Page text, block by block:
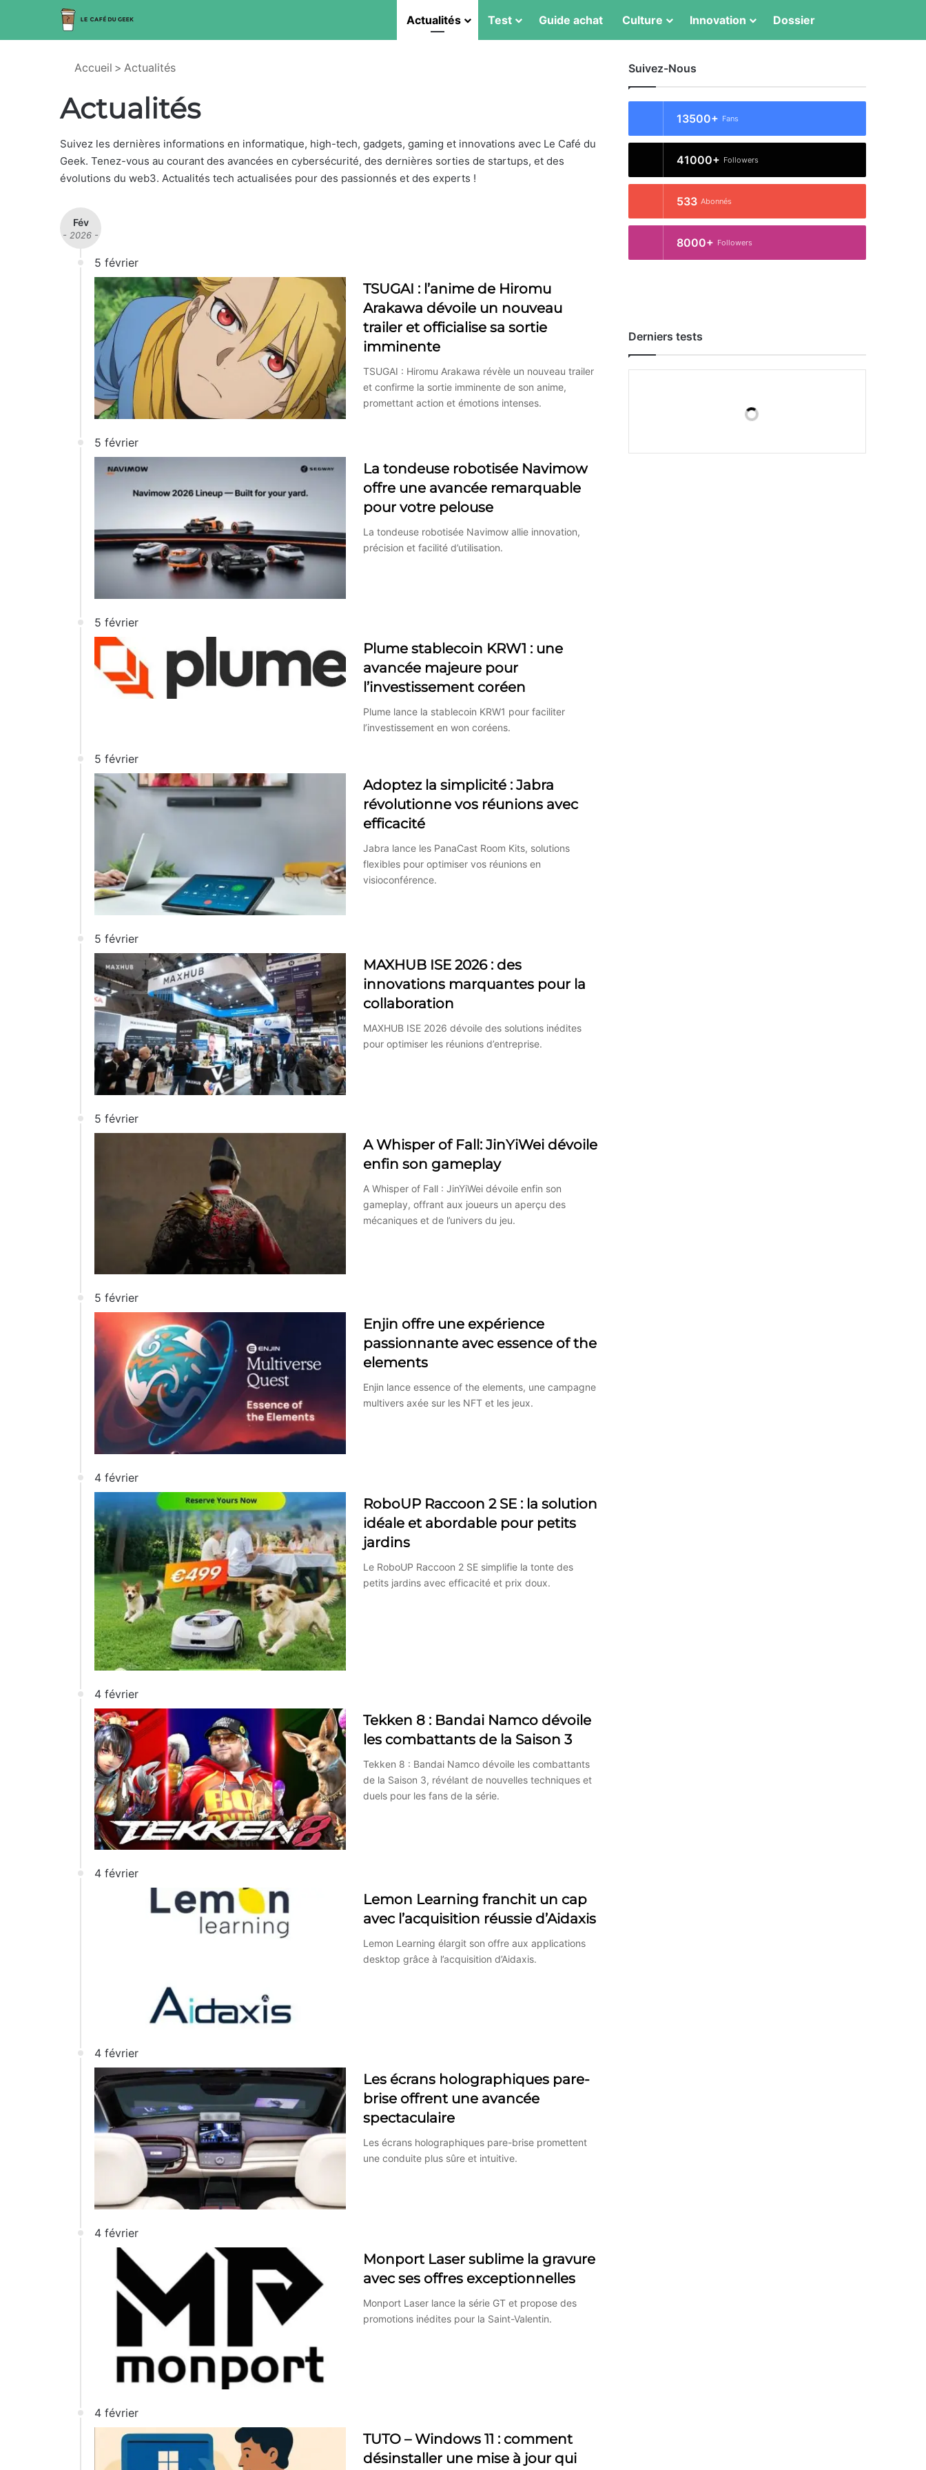
Actualités Test Guide achat Culture Innovation Dossier
Accueil > Actualités
Actualités
Suivez les dernières informations en informatique, high-tech, gadgets, gaming et innovations avec Le Café du
Geek. Tenez-vous au courant des avancées en cybersécurité, des dernières sorties de startups, et des
évolutions du web3. Actualités tech actualisées pour des passionnés et des experts !
Fév
- 2026 -
5 février
TSUGAI : l’anime de Hiromu
Arakawa dévoile un nouveau
trailer et officialise sa sortie
imminente
TSUGAI : Hiromu Arakawa révèle un nouveau trailer
et confirme la sortie imminente de son anime,
promettant action et émotions intenses.
5 février
La tondeuse robotisée Navimow
offre une avancée remarquable
pour votre pelouse
La tondeuse robotisée Navimow allie innovation,
précision et facilité d’utilisation.
5 février
Plume stablecoin KRW1 : une
avancée majeure pour
l’investissement coréen
Plume lance la stablecoin KRW1 pour faciliter
l’investissement en won coréens.
5 février
Adoptez la simplicité : Jabra
révolutionne vos réunions avec
efficacité
Jabra lance les PanaCast Room Kits, solutions
flexibles pour optimiser vos réunions en
visioconférence.
5 février
MAXHUB ISE 2026 : des
innovations marquantes pour la
collaboration
MAXHUB ISE 2026 dévoile des solutions inédites
pour optimiser les réunions d’entreprise.
5 février
A Whisper of Fall: JinYiWei dévoile
enfin son gameplay
A Whisper of Fall : JinYiWei dévoile enfin son
gameplay, offrant aux joueurs un aperçu des
mécaniques et de l’univers du jeu.
5 février
Enjin offre une expérience
passionnante avec essence of the
elements
Enjin lance essence of the elements, une campagne
multivers axée sur les NFT et les jeux.
4 février
RoboUP Raccoon 2 SE : la solution
idéale et abordable pour petits
jardins
Le RoboUP Raccoon 2 SE simplifie la tonte des
petits jardins avec efficacité et prix doux.
4 février
Tekken 8 : Bandai Namco dévoile
les combattants de la Saison 3
Tekken 8 : Bandai Namco dévoile les combattants
de la Saison 3, révélant de nouvelles techniques et
duels pour les fans de la série.
4 février
Lemon Learning franchit un cap
avec l’acquisition réussie d’Aidaxis
Lemon Learning élargit son offre aux applications
desktop grâce à l’acquisition d’Aidaxis.
4 février
Les écrans holographiques pare-
brise offrent une avancée
spectaculaire
Les écrans holographiques pare-brise promettent
une conduite plus sûre et intuitive.
4 février
Monport Laser sublime la gravure
avec ses offres exceptionnelles
Monport Laser lance la série GT et propose des
promotions inédites pour la Saint-Valentin.
4 février
TUTO – Windows 11 : comment
désinstaller une mise à jour qui
Suivez-Nous
13500+ Fans
41000+ Followers
533 Abonnés
8000+ Followers
Derniers tests